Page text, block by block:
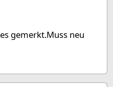
gemerkt.Muss neu